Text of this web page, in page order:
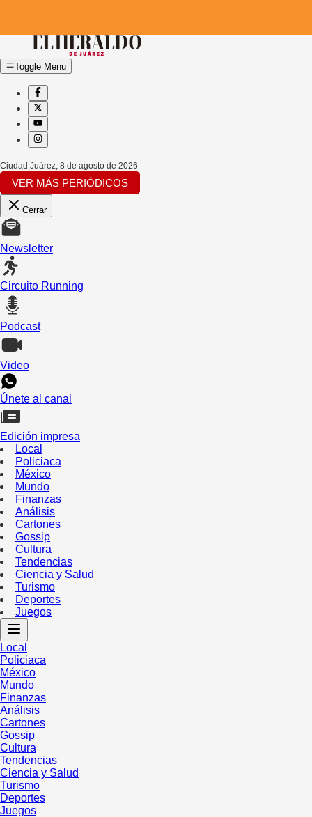
Toggle Menu
Ciudad Juárez 8 de agosto de 2026
VER MÁS PERIÓDICOS
Cerrar
Newsletter
Circuito Running
Podcast
Video
Únete al canal
Edición impresa
Local
Policiaca
México
Mundo
Finanzas
Análisis
Cartones
Gossip
Cultura
Tendencias
Ciencia y Salud
Turismo
Deportes
Juegos
Local
Policiaca
México
Mundo
Finanzas
Análisis
Cartones
Gossip
Cultura
Tendencias
Ciencia y Salud
Turismo
Deportes
Juegos